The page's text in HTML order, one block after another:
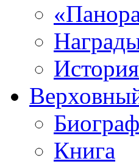
Книга